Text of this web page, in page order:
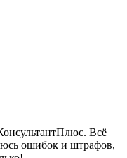
Всё
ошибок и штрафов,